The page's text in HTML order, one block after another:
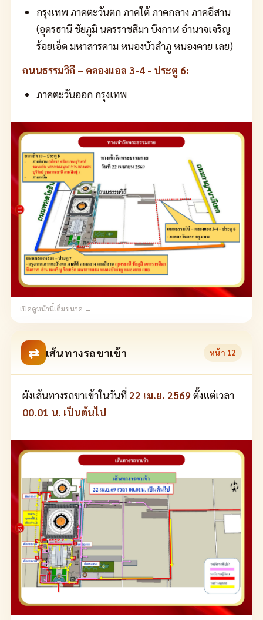
กรุงเทพ ภาคตะวันตก ภาคใต้ ภาคกลาง ภาคอีสาน
(อุดรธานี ชัยภูมิ นครราชสีมา บึงกาฬ อำนาจเจริญ
ร้อยเอ็ด มหาสารคาม หนองบัวลำภู หนองคาย เลย)
ถนนธรรมวิถี – คลองแอล 3-4 - ประตู 6:
ภาคตะวันออก กรุงเทพ
เปิดดูหน้านี้เต็มขนาด →
⇄ เส้นทางรถขาเข้า หน้า 12
ผังเส้นทางรถขาเข้าในวันที่22 เม.ย. 2569ตั้งแต่เวลา
00.01 น. เป็นต้นไป